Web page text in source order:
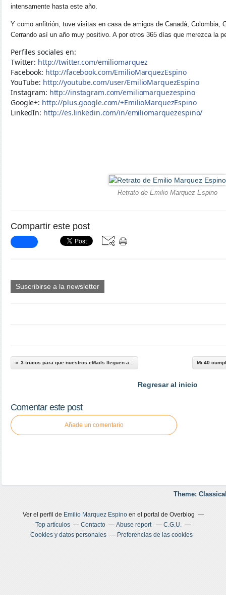
intensamente hasta este año.
Y como anfitrión, tuve visitas en casa de amigos de Canadá, Colombia,
Cerrando así un año muy positivo. A por otros 365 días que merezca la
Perfiles sociales en:
Twitter: http://twitter.com/emiliomarquez
Facebook: http://facebook.com/EmilioMarquezEspino
YouTube: http://youtube.com/user/EmilioMarquezEspino
Instagram: http://instagram.com/emiliomarquezespino
Google+: http://plus.google.com/+EmilioMarquezEspino
LinkedIn: http://es.linkedin.com/in/emiliomarquezespino/
Retrato de Emilio Marquez Espino
Compartir este post
Suscribirse a la newsletter
3 trucos para que nuestros eMails lleguen a... Mi 40
Regresar al inicio
Comentar este post
Añade un comentario
Theme:
Ver el perfil de Emilio Marquez Espinoen el portal de Overblog
Top artículos
Contacto Abuse report
C.G.U.
Cookies y datos personales
Preferencias de las cookies